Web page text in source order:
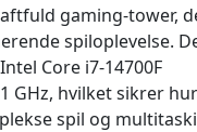
gaming-tower,
spiloplevelse.
Core i7-14700F
GHz, hvilket sikrer
spil og